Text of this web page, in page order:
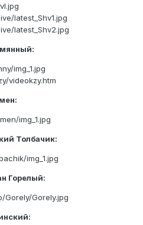
latest_Shv1.jpg
latest_Shv2.jpg
img_1.jpg
videokzy.htm
img_1.jpg
Толбачик:
img_1.jpg
Горелый:
Gorely.jpg